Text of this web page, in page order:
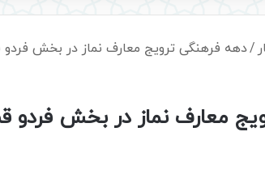
/دهه فرهنگی ترویج معارف نماز در بخش فردو
معارف نماز در بخش فردو